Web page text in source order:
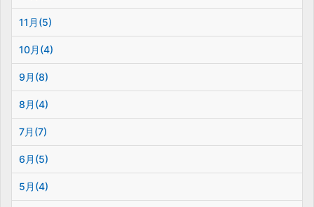
11月(5)
10月(4)
9月(8)
8月(4)
7月(7)
6月(5)
5月(4)